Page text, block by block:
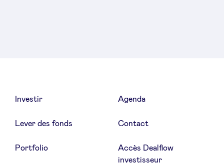
Investir
Lever des fonds
Portfolio
Agenda
Contact
Accès Dealflow
investisseur